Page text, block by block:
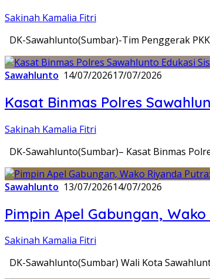
Sakinah Kamalia Fitri
DK-Sawahlunto(Sumbar)-Tim Penggerak
Sawahlunto 14/07/202617/07/2026
Kasat Binmas Polres
Sakinah Kamalia Fitri
DK-Sawahlunto(Sumbar)– Kasat Binmas
Sawahlunto 13/07/202614/07/2026
Pimpin Apel Gabungan,
Sakinah Kamalia Fitri
DK-Sawahlunto(Sumbar) Wali Kota